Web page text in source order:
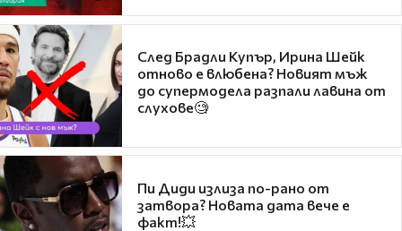
След Брадли Купър, Ирина Шейк
отново е влюбена? Новият мъж
до супермодела разпали лавина от
слухове🧐
Пи Диди излиза по-рано от
затвора? Новата дата вече е
факт!💥